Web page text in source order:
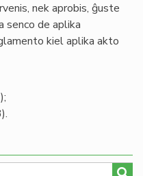
nek aprobis, ĝuste
senco de aplika
kiel aplika akto